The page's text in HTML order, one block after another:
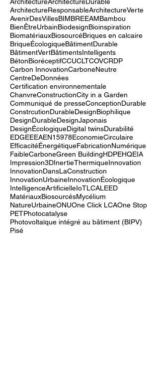
10 ans GBCE3D printing concrete
ActionClimatiqueAgricultureUrbaine
ArchitectureArchitectureDurable
ArchitectureResponsableArchitectureVerte
AvenirDesVillesBIMBREEAMBambou
BienÊtreUrbainBiodesignBioinspiration
BiomatériauxBiosourcéBriques en calcaire
BriqueÉcologiqueBâtimentDurable
BâtimentVertBâtimentsIntelligents
BétonBioréceptifCCU
Carbon InnovationCarboneNeutre
CentreDeDonnées
Certification environnementale
ChanvreConstructionCity in a Garden
Communiqué de presseConceptionDurable
ConstrcutionDurableDesignBiophilique
DesignDurableDesignJaponais
DesignÉcologiqueDigital twinsDurabilité
EDGEEEAEN15978EconomieCirculaire
EfficacitéÉnergétique FabricationNumérique
FaibleCarboneGreen BuildingHDPE
Impression3DInertieThermiqueInnovation
InnovationDansLaConstruction
InnovationUrbaineInnovationÉcologique
IntelligenceArtificielleIoT LCALEED
MatériauxBiosourcés
NatureUrbaineONUOne Click LCAOne Stop
PET